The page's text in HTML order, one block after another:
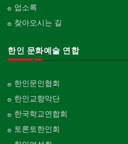
업소록
찾아오시는 길
한인 문화예술 연합
한인문인협회
한인교향악단
한국학교연합회
토론토한인회